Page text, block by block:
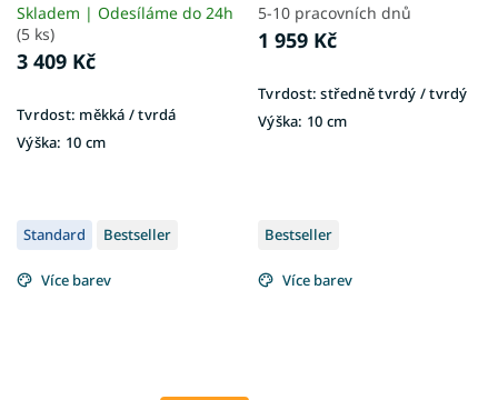
Skladem | Odesíláme do 24h
(5 ks)
3 409 Kč
Tvrdost: měkká / tvrdá
Výška: 10 cm
5-10 pracovních dnů
1 959 Kč
Tvrdost: středně tvrdý / tvrdý
Výška: 10 cm
Standard Bestseller
Více barev
Bestseller
Více barev